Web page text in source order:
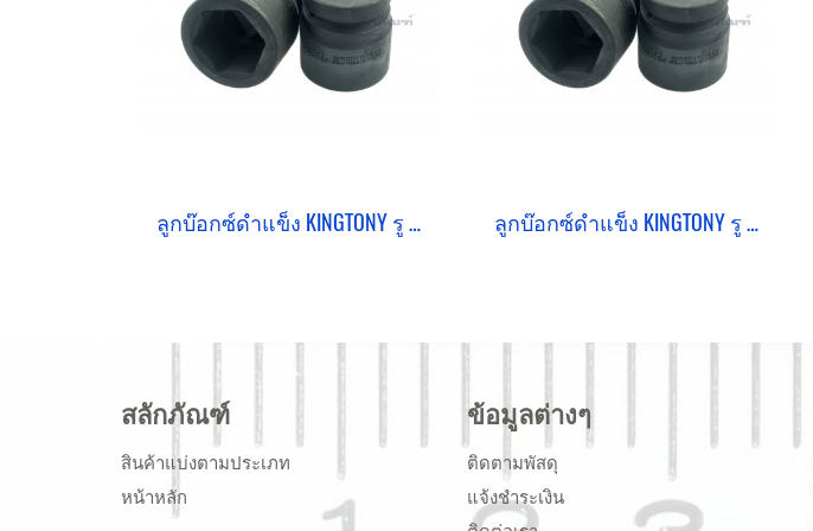
ลูกบ๊อกซ์ดำแข็ง KINGTONY รู 1" เบอร์ #54 คุณภาพอย่างดี (6 เหลี่ยม) ลูกบ๊อกซ์ดำแข็ง KINGTONY รู 1" เบอร์ #60 คุณภาพอย่างดี (6 เหลี่ยม)
สลักภัณฑ์
สินค้าแบ่งตามประเภท
หน้าหลัก
ข้อมูลต่างๆ
ติดตามพัสดุ
แจ้งชำระเงิน